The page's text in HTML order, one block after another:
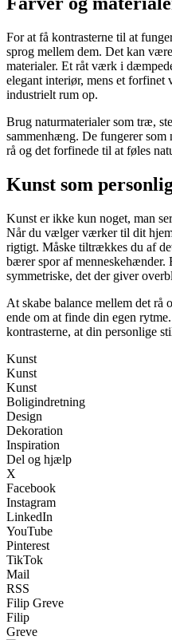
For at få kontrasterne til at
sprog mellem dem. Det kan
materialer. Et råt værk i
elegant interiør, mens et
industrielt rum op.
Brug naturmaterialer som træ,
sammenhæng. De fungerer som
rå og det forfinede til at føles
Kunst som
Kunst er ikke kun noget, man
Når du vælger værker til dit
rigtigt. Måske tiltrækkes du af
bærer spor af menneskehænder.
symmetriske, det der giver
At skabe balance mellem det rå
ende om at finde din egen
kontrasterne, at din personlige
Kunst
Kunst
Kunst
Boligindretning
Design
Dekoration
Inspiration
Del og hjælp
X
Facebook
Instagram
LinkedIn
YouTube
Pinterest
TikTok
Mail
RSS
Filip Greve
Filip
Greve